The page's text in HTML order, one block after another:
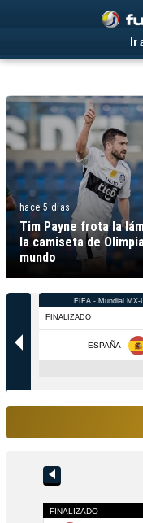
Ir
hace 5 días
Tim Payne frota la
la camiseta de
mundo